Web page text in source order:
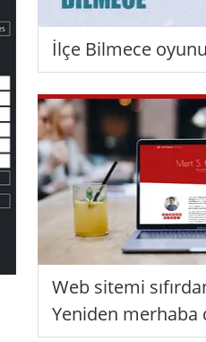
İlçe Bilmece
Web sitemi
Yeniden merhaba